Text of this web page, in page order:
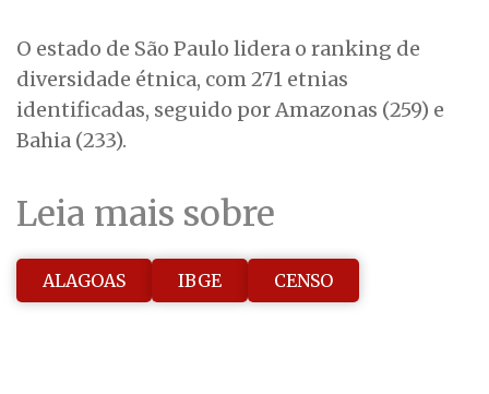
O estado de São Paulo lidera o ranking de
diversidade étnica, com 271 etnias
identificadas, seguido por Amazonas (259) e
Bahia (233).
Leia mais sobre
ALAGOAS IBGE CENSO